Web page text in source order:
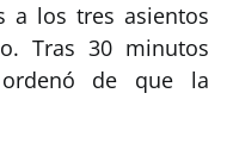
a los tres asientos
Tras 30 minutos
de que la